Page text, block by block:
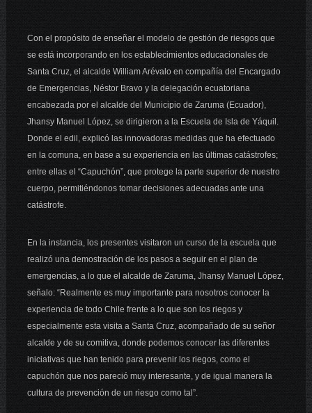
Con el propósito de enseñar el modelo de gestión de riesgos que
se está incorporando en los establecimientos educacionales de
Santa Cruz, el alcalde William Arévalo en compañía del Encargado
de Emergencias, Néstor Bravo y la delegación ecuatoriana
encabezada por el alcalde del Municipio de Zaruma (Ecuador),
Jhansy Manuel López, se dirigieron a la Escuela de Isla de Yáquil.
Donde el edil, explicó las innovadoras medidas que ha efectuado
en la comuna, en base a su experiencia en las últimas catástrofes;
entre ellas el “Capuchón”, que protege la parte superior de nuestro
cuerpo, permitiéndonos tomar decisiones adecuadas ante una
catástrofe.
En la instancia, los presentes visitaron un curso de la escuela que
realizó una demostración de los pasos a seguir en el plan de
emergencias, a lo que el alcalde de Zaruma, Jhansy Manuel López,
señalo: “Realmente es muy importante para nosotros conocer la
experiencia de todo Chile frente a lo que son los riegos y
especialmente esta visita a Santa Cruz, acompañado de su señor
alcalde y de su comitiva, donde podemos conocer las diferentes
iniciativas que han tenido para prevenir los riegos, como el
capuchón que nos pareció muy interesante, y de igual manera la
cultura de prevención de un riesgo como tal”.